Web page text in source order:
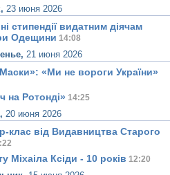
23 июня 2026
стипендії видатним діячам
Одещини 14:08
21 июня 2026
«Ми не вороги України»
на Ротонді» 14:25
20 июня 2026
клас від Видавництва Старого
Міхаіла Ксіди - 10 років 12:20